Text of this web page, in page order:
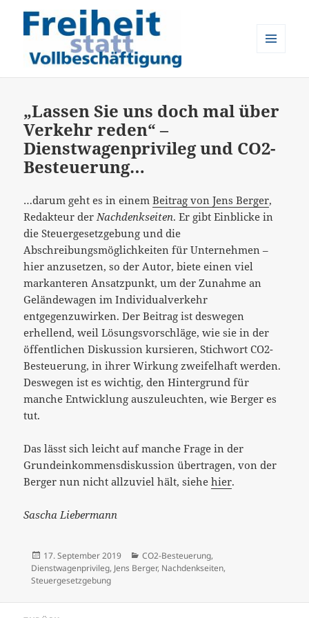
„Lassen Sie uns doch mal über
Verkehr reden“ –
Dienstwagenprivileg und CO2-
Besteuerung…
…darum geht es in einemBeitrag von Jens Berger,
Redakteur der Nachdenkseiten. Er gibt Einblicke in
die Steuergesetzgebung und die
Abschreibungsmöglichkeiten für Unternehmen –
hier anzusetzen, so der Autor, biete einen viel
markanteren Ansatzpunkt, um der Zunahme an
Geländewagen im Individualverkehr
entgegenzuwirken. Der Beitrag ist deswegen
erhellend, weil Lösungsvorschläge, wie sie in der
öffentlichen Diskussion kursieren, Stichwort CO2-
Besteuerung, in ihrer Wirkung zweifelhaft werden.
Deswegen ist es wichtig, den Hintergrund für
manche Entwicklung auszuleuchten, wie Berger es
tut.
Das lässt sich leicht auf manche Frage in der
Grundeinkommensdiskussion übertragen, von der
Berger nun nicht allzuviel hält, siehehier.
Sascha Liebermann
Veröffentlicht
am
17. September 2019 Kategorien
CO2-Besteuerung,
Dienstwagenprivileg, Jens Berger, Nachdenkseiten,
Steuergesetzgebung